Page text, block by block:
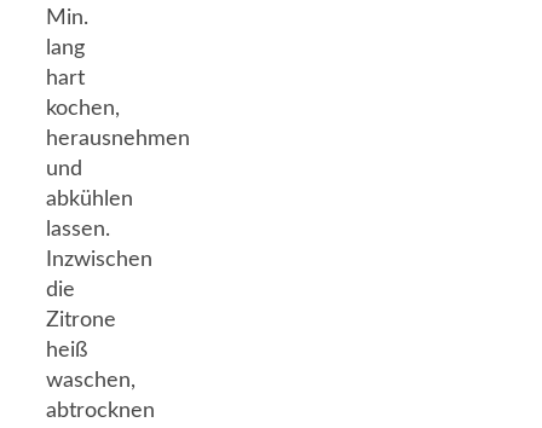
Min.
lang
hart
kochen,
herausnehmen
und
abkühlen
lassen.
Inzwischen
die
Zitrone
heiß
waschen,
abtrocknen